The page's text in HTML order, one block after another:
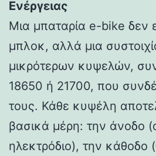
Ενέργειας
Μια μπαταρία e-bike δεν
μπλοκ, αλλά μια
μικρότερων κυψελών,
18650 ή 21700, που
τους. Κάθε κυψέλη
βασικά μέρη: την άνοδο
ηλεκτρόδιο), την κάθοδο